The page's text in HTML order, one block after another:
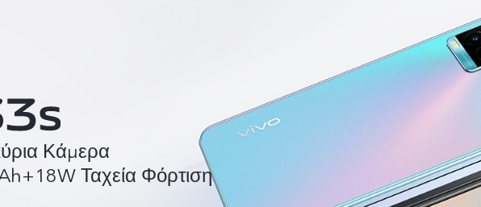
Κάμερα
Ταχεία Φόρτιση